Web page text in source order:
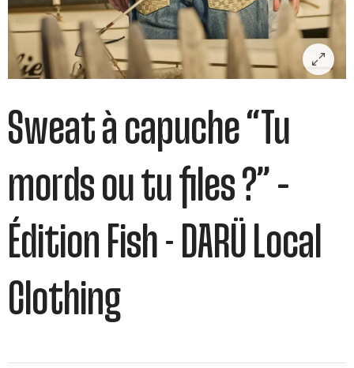
Sweat à capuche “Tu
mords ou tu files ?” –
Édition Fish - DARÜ Local
Clothing